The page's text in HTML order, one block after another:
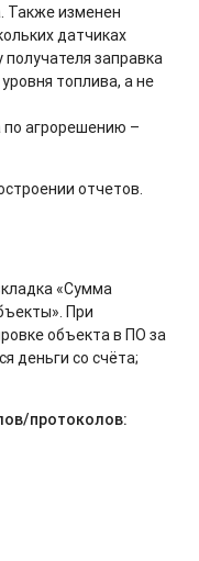
Также изменен
датчиках
получателя заправка
топлива, а не
агрорешению –
отчетов.
«Сумма
При
объекта в ПО за
деньги со счёта;
протоколов: